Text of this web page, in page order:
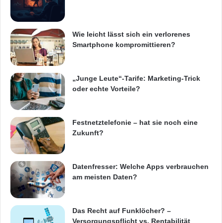
Wie leicht lässt sich ein verlorenes
Smartphone kompromittieren?
„Junge Leute“-Tarife: Marketing-Trick
oder echte Vorteile?
Festnetztelefonie – hat sie noch eine
Zukunft?
Datenfresser: Welche Apps verbrauchen
am meisten Daten?
Das Recht auf Funklöcher? –
Versorgungspflicht vs. Rentabilität